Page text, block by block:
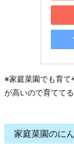
※家庭菜園でも育
が高いので育てて
家庭菜園のに